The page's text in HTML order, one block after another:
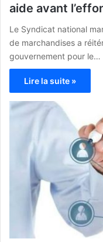
aide avant
Le Syndicat national
de marchandises a
gouvernement pour le…
Lire la suite »